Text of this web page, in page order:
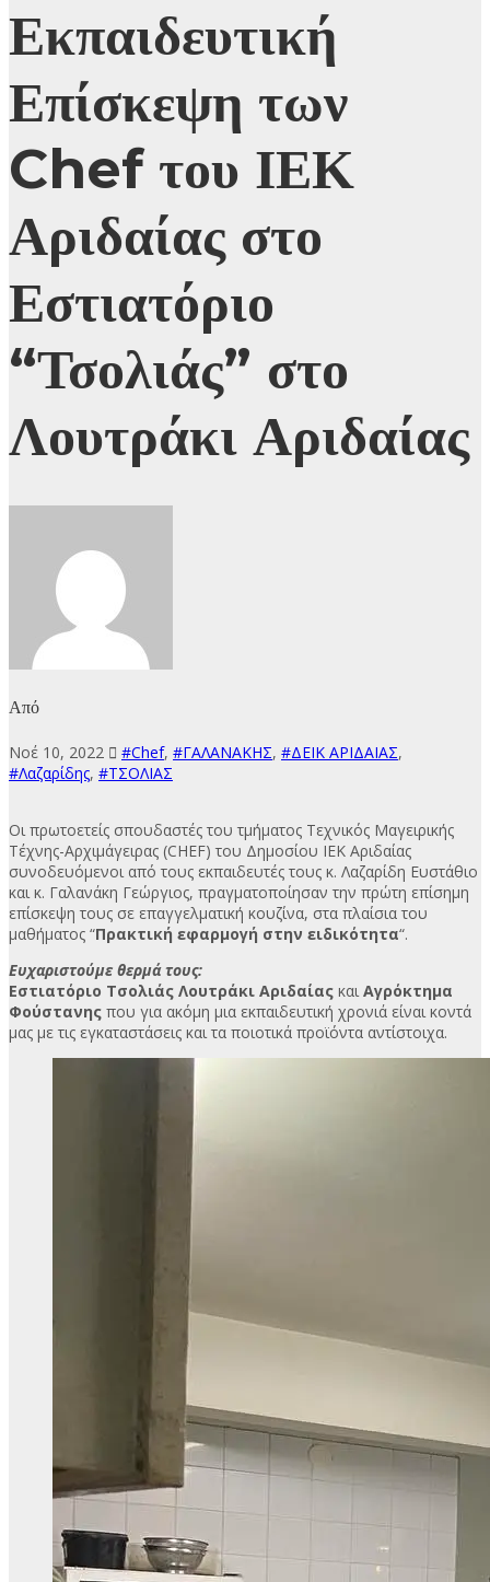
Εκπαιδευτική
Επίσκεψη των
Chef του ΙΕΚ
Αριδαίας στο
Εστιατόριο
“Τσολιάς” στο
Λουτράκι Αριδαίας
Από
Νοέ 10, 2022 #Chef, #ΓΑΛΑΝΑΚΗΣ, #ΔΕΙΚ ΑΡΙΔΑΙΑΣ,
#Λαζαρίδης, #ΤΣΟΛΙΑΣ
Οι πρωτοετείς σπουδαστές του τμήματος Τεχνικός Μαγειρικής
Τέχνης-Αρχιμάγειρας (CHEF) του Δημοσίου ΙΕΚ Αριδαίας
συνοδευόμενοι από τους εκπαιδευτές τους κ. Λαζαρίδη Ευστάθιο
και κ. Γαλανάκη Γεώργιος, πραγματοποίησαν την πρώτη επίσημη
επίσκεψη τους σε επαγγελματική κουζίνα, στα πλαίσια του
μαθήματος “Πρακτική εφαρμογή στην ειδικότητα“.
Ευχαριστούμε θερμά τους:
Εστιατόριο Τσολιάς Λουτράκι Αριδαίας και Αγρόκτημα
Φούστανης που για ακόμη μια εκπαιδευτική χρονιά είναι κοντά
μας με τις εγκαταστάσεις και τα ποιοτικά προϊόντα αντίστοιχα.